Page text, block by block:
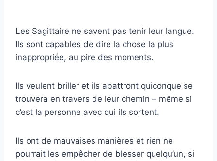
Les Sagittaire ne savent pas tenir leur langue.
Ils sont capables de dire la chose la plus
inappropriée, au pire des moments.
Ils veulent briller et ils abattront quiconque se
trouvera en travers de leur chemin – même si
c’est la personne avec qui ils sortent.
Ils ont de mauvaises manières et rien ne
pourrait les empêcher de blesser quelqu’un, si